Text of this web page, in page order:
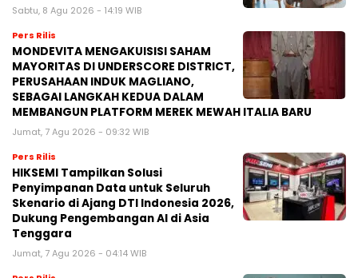
Sabtu, 8 Agu 2026 - 14:19 WIB
Pers Rilis
MONDEVITA MENGAKUISISI SAHAM
MAYORITAS DI UNDERSCORE DISTRICT,
PERUSAHAAN INDUK MAGLIANO,
SEBAGAI LANGKAH KEDUA DALAM
MEMBANGUN PLATFORM MEREK MEWAH ITALIA BARU
Jumat, 7 Agu 2026 - 09:32 WIB
Pers Rilis
HIKSEMI Tampilkan Solusi
Penyimpanan Data untuk Seluruh
Skenario di Ajang DTI Indonesia 2026,
Dukung Pengembangan AI di Asia
Tenggara
Jumat, 7 Agu 2026 - 04:14 WIB